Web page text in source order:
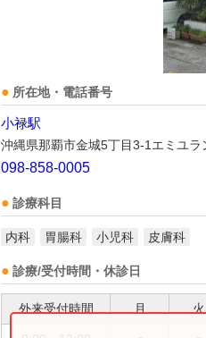
所在地・電話番号
小禄駅
沖縄県那覇市金城5丁目3-1エミユラ
098-858-0005
診療科目
内科 胃腸科 小児科 皮膚科
診療/受付時間・休診日
外来受付時間 月 火